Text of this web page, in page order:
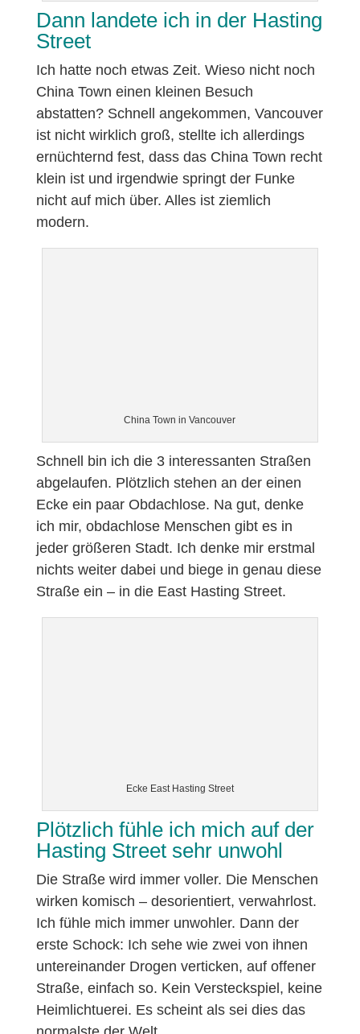
Dann landete ich in der Hasting
Street
Ich hatte noch etwas Zeit. Wieso nicht noch
China Town einen kleinen Besuch
abstatten? Schnell angekommen, Vancouver
ist nicht wirklich groß, stellte ich allerdings
ernüchternd fest, dass das China Town recht
klein ist und irgendwie springt der Funke
nicht auf mich über. Alles ist ziemlich
modern.
China Town in Vancouver
Schnell bin ich die 3 interessanten Straßen
abgelaufen. Plötzlich stehen an der einen
Ecke ein paar Obdachlose. Na gut, denke
ich mir, obdachlose Menschen gibt es in
jeder größeren Stadt. Ich denke mir erstmal
nichts weiter dabei und biege in genau diese
Straße ein – in die East Hasting Street.
Ecke East Hasting Street
Plötzlich fühle ich mich auf der
Hasting Street sehr unwohl
Die Straße wird immer voller. Die Menschen
wirken komisch – desorientiert, verwahrlost.
Ich fühle mich immer unwohler. Dann der
erste Schock: Ich sehe wie zwei von ihnen
untereinander Drogen verticken, auf offener
Straße, einfach so. Kein Versteckspiel, keine
Heimlichtuerei. Es scheint als sei dies das